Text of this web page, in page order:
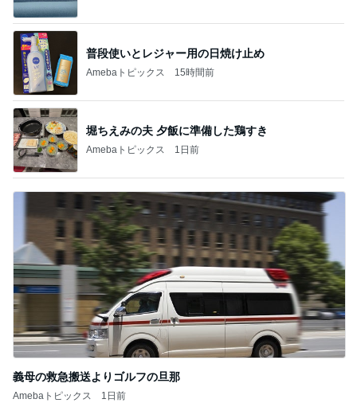
普段使いとレジャー用の日焼け止め
Amebaトピックス 15時間前
堀ちえみの夫 夕飯に準備した鶏すき
Amebaトピックス 1日前
義母の救急搬送よりゴルフの旦那
Amebaトピックス 1日前